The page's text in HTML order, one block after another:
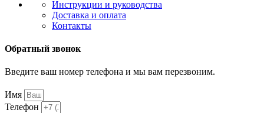
Инструкции и руководства
Доставка и оплата
Контакты
Обратный звонок
Введите ваш номер телефона и мы вам перезвоним.
Имя
Телефон